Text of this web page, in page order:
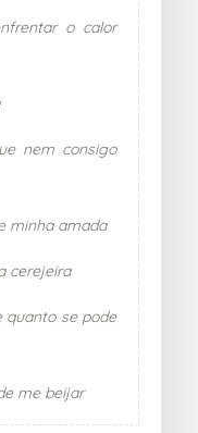
o calor
nem consigo
minha amada
cerejeira
quanto se pode
me beijar